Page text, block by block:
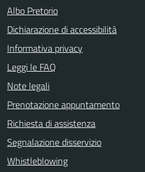
Albo Pretorio
Dichiarazione di accessibilità
Informativa privacy
Leggi le FAQ
Note legali
Prenotazione appuntamento
Richiesta di assistenza
Segnalazione disservizio
Whistleblowing